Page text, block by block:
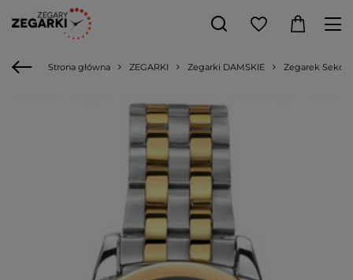
Strona główna ZEGARKI Zegarki DAMSKIE Zegarek